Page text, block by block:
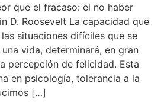
que el fracaso: el no haber
D. Roosevelt La capacidad que
situaciones difíciles que se
vida, determinará, en gran
percepción de felicidad. Esta
en psicología, tolerancia a la
[…]